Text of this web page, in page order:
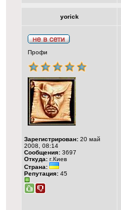
yorick
Профи
Зарегистрирован: 20 май
2008, 08:14
Сообщения: 3697
Откуда: г.Киев
Страна:
Репутация: 45